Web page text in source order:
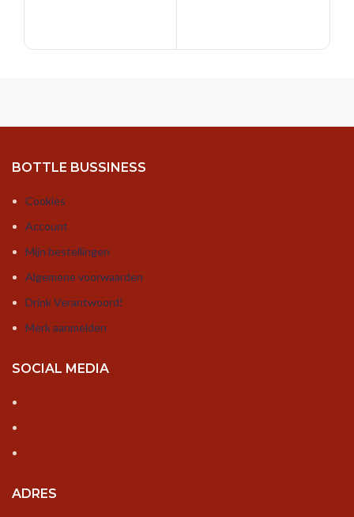
BOTTLE BUSSINESS
Cookies
Account
Mijn bestellingen
Algemene voorwaarden
Drink Verantwoord!
Merk aanmelden
SOCIAL MEDIA
ADRES